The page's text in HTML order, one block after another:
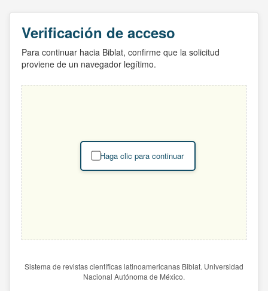
Verificación de acceso
Para continuar hacia Biblat, confirme que la solicitud
proviene de un navegador legítimo.
Haga clic para continuar
Sistema de revistas científicas latinoamericanas Biblat. Universidad
Nacional Autónoma de México.